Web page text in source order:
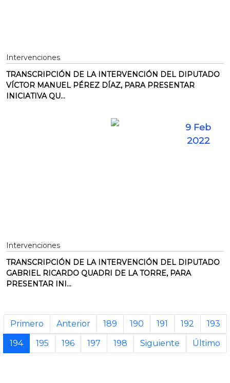
Intervenciones
TRANSCRIPCIÓN DE LA INTERVENCIÓN DEL DIPUTADO
VÍCTOR MANUEL PÉREZ DÍAZ, PARA PRESENTAR
INICIATIVA QU...
9 Feb
2022
Intervenciones
TRANSCRIPCIÓN DE LA INTERVENCIÓN DEL DIPUTADO
GABRIEL RICARDO QUADRI DE LA TORRE, PARA
PRESENTAR INI...
Primero Anterior 189 190 191 192
193
194
195 196 197 198 Siguiente Último